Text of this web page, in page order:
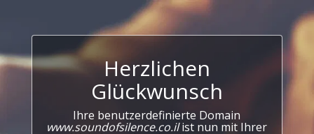
Herzlichen
Glückwunsch
Ihre benutzerdefinierte Domain
www.soundofsilence.co.ilist nun mit Ihrer